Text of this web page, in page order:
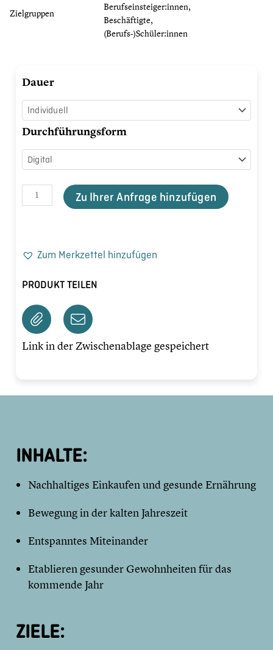
Zielgruppen
Berufseinsteiger:innen,
Beschäftigte,
(Berufs-)Schüler:innen
Dauer
Durchführungsform
Digitaler
WinterImpulse
Zu Ihrer Anfrage hinzufügen
Zum Merkzettel hinzufügen
PRODUKT TEILEN
Link in der Zwischenablage gespeichert
INHALTE:
Nachhaltiges Einkaufen und gesunde Ernährung
Bewegung in der kalten Jahreszeit
Entspanntes Miteinander
Etablieren gesunder Gewohnheiten für das
kommende Jahr
ZIELE: